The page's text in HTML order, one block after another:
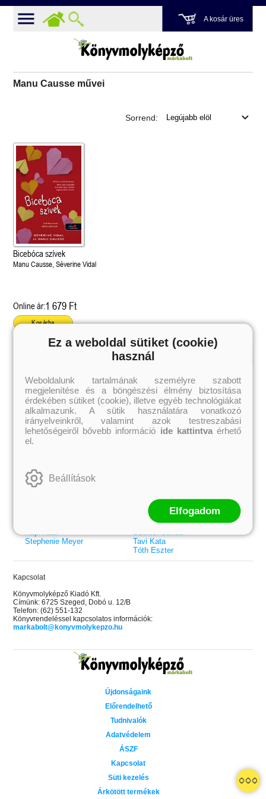
A kosár üres
Manu Causse művei
Grace and Glory - Kegyelem és
dicsőség (Az Előhírnök-trilógia
Különleges éldekorált kiadás!
Bad Girl Reputation
lány (Avalon Bay 2.)
Elle Kennedy
Sorrend:
Bicebóca szívek
Manu Causse, Séverine Vidal
Online ár:1 679 Ft
Kosárba
Külföldiek
Brigid Kemmerer
Cassandra Clare
Colleen Hoover
Elle Kennedy
Erin Watt
Holly Webb
Jenny Han
Leigh Bardugo
Maggie Stiefvater
Rupi Kaur
Stephenie Meyer
Magyarok
Ashley Carrigan
Benina
Bessenyei Gábor
Bodor Attila
Böszörményi Gyula
Rácz-Stefán Tibor
Róbert Katalin
Spirit Bliss
Szélesi Sándor
Tavi Kata
Tóth Eszter
Kapcsolat
Könyvmolyképző Kiadó Kft.
Címünk: 6725 Szeged, Dobó u. 12/B
Telefon: (62) 551-132
Könyvrendeléssel kapcsolatos információk:
markabolt@konyvmolykepzo.hu
Újdonságaink
Előrendelhető
Tudnivalók
Adatvédelem
ÁSZF
Kapcsolat
Süti kezelés
Árkötött termékek
Ez a weboldal sütiket (cookie)
használ
Weboldalunk tartalmának személyre szabott
megjelenítése és a böngészési élmény biztosítása
érdekében sütiket (cookie), illetve egyéb technológiákat
alkalmazunk. A sütik használatára vonatkozó
irányelveinkről, valamint azok testreszabási
lehetőségeiről bővebb információ ide kattintvaérhető
el.
Beállítások
Elfogadom